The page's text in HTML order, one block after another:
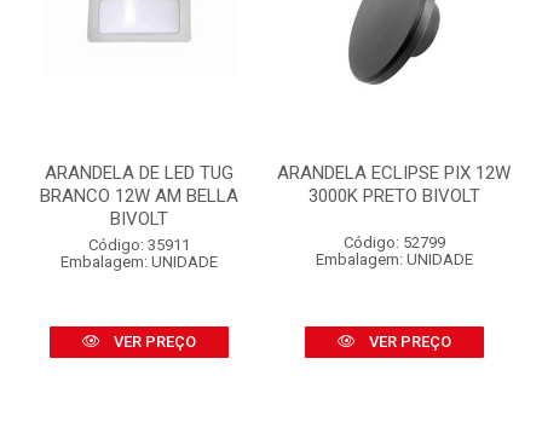
ARANDELA DE LED TUG
BRANCO 12W AM BELLA
BIVOLT
Código: 35911
Embalagem: UNIDADE
VER PREÇO
ARANDELA ECLIPSE PIX 12W
3000K PRETO BIVOLT
Código: 52799
Embalagem: UNIDADE
VER PREÇO